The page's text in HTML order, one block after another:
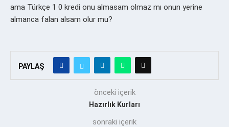
ama Türkçe 1 0 kredi onu almasam olmaz mı onun yerine
almanca falan alsam olur mu?
PAYLAŞ
önceki içerik
Hazırlık Kurları
sonraki içerik